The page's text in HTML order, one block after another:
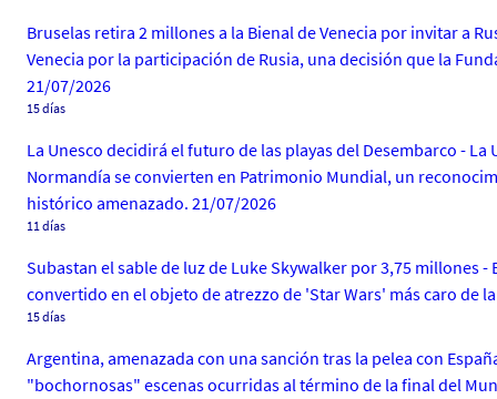
Bruselas retira 2 millones a la Bienal de Venecia por invitar a
Venecia por la participación de Rusia, una decisión que la
21/07/2026
15 días
La Unesco decidirá el futuro de las playas del Desembarco -
Normandía se convierten en Patrimonio Mundial, un
histórico amenazado. 21/07/2026
11 días
Subastan el sable de luz de Luke Skywalker por 3,75 millones
convertido en el objeto de atrezzo de 'Star Wars' más caro de
15 días
Argentina, amenazada con una sanción tras la pelea con
"bochornosas" escenas ocurridas al término de la final del